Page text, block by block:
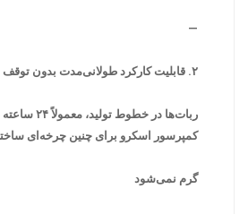
—
۲. قابلیت کارکرد طولانی‌مدت بدون توقف
ربات‌ها در خطوط تولید، معمولاً ۲۴ ساعته در حال کارند.
کمپرسور اسکرو برای چنین چرخه‌ای
گرم نمی‌شود